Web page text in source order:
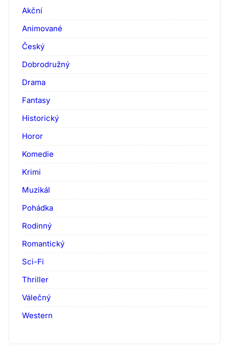
Akční
Animované
Český
Dobrodružný
Drama
Fantasy
Historický
Horor
Komedie
Krimi
Muzikál
Pohádka
Rodinný
Romantický
Sci-Fi
Thriller
Válečný
Western